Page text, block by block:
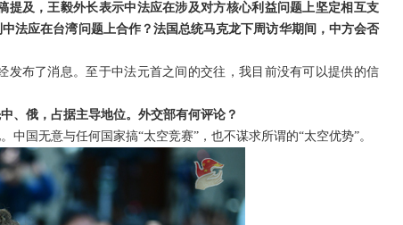
及，王毅外长表示中法应在涉及对方核心利益问题上坚定相互支
法应在台湾问题上合作？法国总统马克龙下周访华期间，中方会否
布了消息。至于中法元首之间的交往，我目前没有可以提供的信
、俄，占据主导地位。外交部有何评论？
国无意与任何国家搞“太空竞赛”，也不谋求所谓的“太空优势”。